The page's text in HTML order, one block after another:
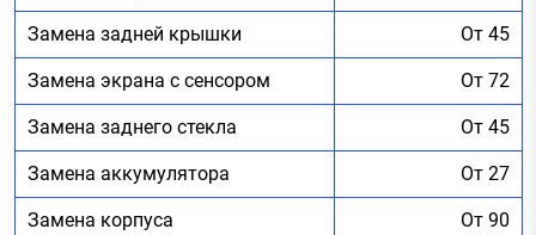
Замена задней крышки От 45
Замена экрана с сенсором От 72
Замена заднего стекла От 45
Замена аккумулятора От 27
Замена корпуса От 90